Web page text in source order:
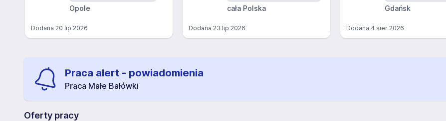
Opole
Dodana 20 lip 2026
cała Polska
Dodana 23 lip 2026
Gdańsk
Dodana 4 sier 2026
Praca alert - powiadomienia
Praca Małe Bałówki
Oferty pracy